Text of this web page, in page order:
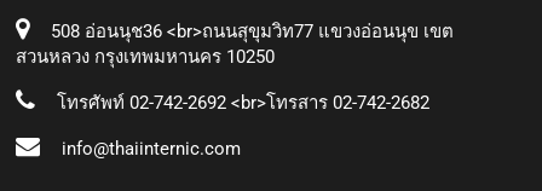
508 อ่อนนุช36 <br>ถนนสุขุมวิท77 แขวงอ่อนนุข เขต
สวนหลวง กรุงเทพมหานคร 10250
โทรศัพท์ 02-742-2692 <br>โทรสาร 02-742-2682
info@thaiinternic.com